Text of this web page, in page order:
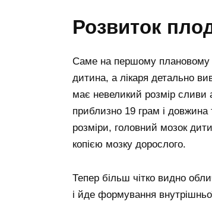
Розвиток
Саме на першому плановому
дитина, а лікаря детально
має невеликий розмір сливи
приблизно 19 грам і
розміри, головний мозок
копією мозку дорослого.
Тепер більш чітко видно
і йде формування